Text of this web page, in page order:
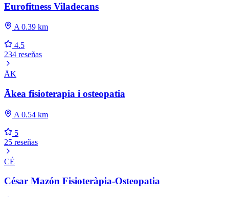
Eurofitness Viladecans
A 0.39 km
4.5
234 reseñas
ĀK
Ākea fisioterapia i osteopatia
A 0.54 km
5
25 reseñas
CÉ
César Mazón Fisioteràpia-Osteopatia